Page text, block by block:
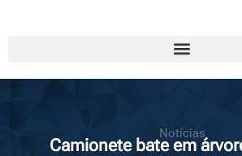
Notícias
Camionete bate em